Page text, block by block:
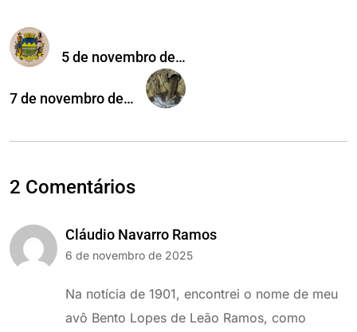
5 de novembro de…
7 de novembro de…
2 Comentários
Cláudio Navarro Ramos
6 de novembro de 2025
Na notícia de 1901, encontrei o nome de meu
avô Bento Lopes de Leão Ramos, como